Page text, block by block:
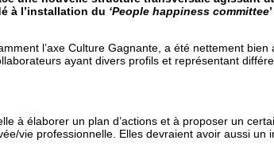
à l’installation du ‘People happiness committee
l’axe Culture Gagnante, a été nettement
ayant divers profils et représentant
à élaborer un plan d’actions et à proposer un
vie professionnelle. Elles devraient avoir aussi un